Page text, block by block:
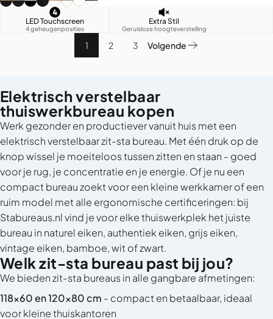
LED Touchscreen
4 geheugenposities
Extra Stil
Geruisloze hoogteverstelling
1 2 3 Volgende
Elektrisch verstelbaar
thuiswerkbureau kopen
Werk gezonder en productiever vanuit huis met een
elektrisch verstelbaar zit-sta bureau. Met één druk op de
knop wissel je moeiteloos tussen zitten en staan - goed
voor je rug, je concentratie en je energie. Of je nu een
compact bureau zoekt voor een kleine werkkamer of een
ruim model met alle ergonomische certificeringen: bij
Stabureaus.nl vind je voor elke thuiswerkplek het juiste
bureau in naturel eiken, authentiek eiken, grijs eiken,
vintage eiken, bamboe, wit of zwart.
Welk zit-sta bureau past bij jou?
We bieden zit-sta bureaus in alle gangbare afmetingen:
118x60 en 120x80 cm - compact en betaalbaar, ideaal
voor kleine thuiskantoren